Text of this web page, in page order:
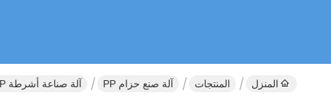
المنزل المنتجات آلة صنع حزام PP آلة صناعة أشرطة PP عالية الكفاءة للأسلاك السريعة والآمنة